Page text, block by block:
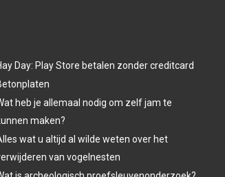
Day: Play Store betalen zonder creditcard
heb je allemaal nodig om zelf jam te
maken?
wat u altijd al wilde weten over het
van vogelnesten